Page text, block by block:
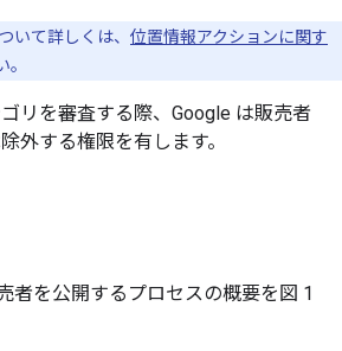
いて詳しくは、 位置情報アクションに関す
リを審査する際、Google は販売者
外する権限を有します。
者を公開するプロセスの概要を図 1